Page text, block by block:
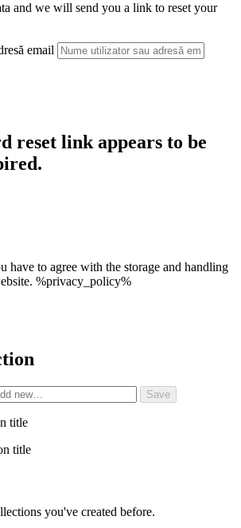
and we will send you a link to reset your
email
reset link appears to be
have to agree with the storage and handling
%privacy_policy%
title
title
you've created before.